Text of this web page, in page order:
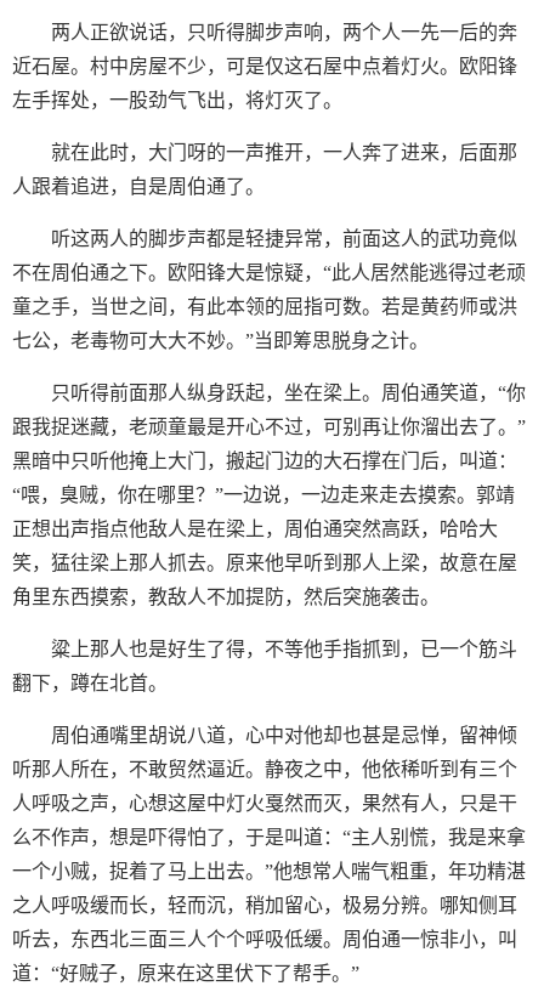
两人正欲说话，只听得脚步声响，两个人一先一后的奔
近石屋。村中房屋不少，可是仅这石屋中点着灯火。欧阳锋
左手挥处，一股劲气飞出，将灯灭了。
就在此时，大门呀的一声推开，一人奔了进来，后面那
人跟着追进，自是周伯通了。
听这两人的脚步声都是轻捷异常，前面这人的武功竟似
不在周伯通之下。欧阳锋大是惊疑，“此人居然能逃得过老顽
童之手，当世之间，有此本领的屈指可数。若是黄药师或洪
七公，老毒物可大大不妙。”当即筹思脱身之计。
只听得前面那人纵身跃起，坐在梁上。周伯通笑道，“你
跟我捉迷藏，老顽童最是开心不过，可别再让你溜出去了。”
黑暗中只听他掩上大门，搬起门边的大石撑在门后，叫道：
“喂，臭贼，你在哪里？”一边说，一边走来走去摸索。郭靖
正想出声指点他敌人是在梁上，周伯通突然高跃，哈哈大
笑，猛往梁上那人抓去。原来他早听到那人上梁，故意在屋
角里东西摸索，教敌人不加提防，然后突施袭击。
粱上那人也是好生了得，不等他手指抓到，已一个筋斗
翻下，蹲在北首。
周伯通嘴里胡说八道，心中对他却也甚是忌惮，留神倾
听那人所在，不敢贸然逼近。静夜之中，他依稀听到有三个
人呼吸之声，心想这屋中灯火戛然而灭，果然有人，只是干
么不作声，想是吓得怕了，于是叫道：“主人别慌，我是来拿
一个小贼，捉着了马上出去。”他想常人喘气粗重，年功精湛
之人呼吸缓而长，轻而沉，稍加留心，极易分辨。哪知侧耳
听去，东西北三面三人个个呼吸低缓。周伯通一惊非小，叫
道：“好贼子，原来在这里伏下了帮手。”